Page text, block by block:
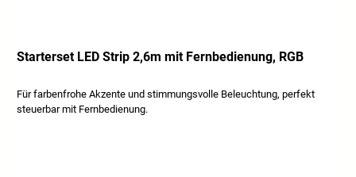
Starterset LED Strip 2,6m mit Fernbedienung, RGB
Für farbenfrohe Akzente und stimmungsvolle Beleuchtung, perfekt
steuerbar mit Fernbedienung.